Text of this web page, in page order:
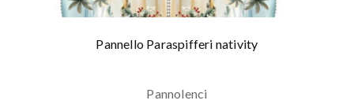
Pannello Paraspifferi nativity
Pannolenci